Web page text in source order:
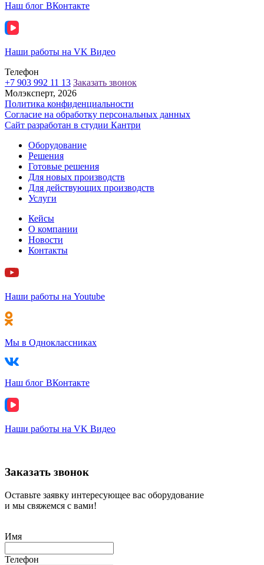
Наш блог ВКонтакте
Наши работы на VK Видео
Телефон
+7 903 992 11 13 Заказать звонок
Молэксперт, 2026
Политика конфиденциальности
Согласие на обработку персональных данных
Сайт разработан в cтудии Кантри
Оборудование
Решения
Готовые решения
Для новых производств
Для действующих производств
Услуги
Кейсы
О компании
Новости
Контакты
Наши работы на Youtube
Мы в Одноклассниках
Наш блог ВКонтакте
Наши работы на VK Видео
Заказать звонок
Оставьте заявку интересующее вас оборудование
и мы свяжемся с вами!
Имя
Телефон